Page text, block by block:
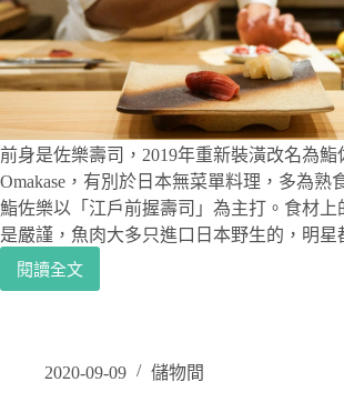
前身是佐樂壽司，2019年重新裝潢改名為鮨
Omakase，有別於日本無菜單料理，多為熟
鮨佐樂以「江戶前握壽司」為主打。食材上
是嚴謹，魚肉大多只進口日本野生的，明
閱讀全文
台
料
2020-09-09 儲物間